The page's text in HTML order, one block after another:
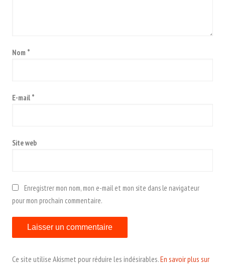
Nom *
E-mail *
Site web
Enregistrer mon nom, mon e-mail et mon site dans le navigateur
pour mon prochain commentaire.
Ce site utilise Akismet pour réduire les indésirables.En savoir plus sur